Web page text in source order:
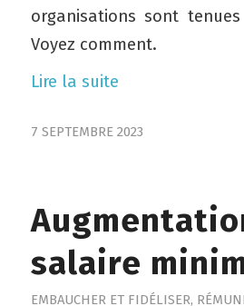
organisations sont
Voyez comment.
Lire la suite
7 SEPTEMBRE 2023
salaire
EMBAUCHER ET FIDÉLISER,